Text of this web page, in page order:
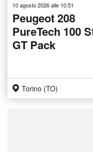
10 agosto 2026 alle 10:51
Peugeot 208
PureTech 100
GT Pack
Torino (TO)